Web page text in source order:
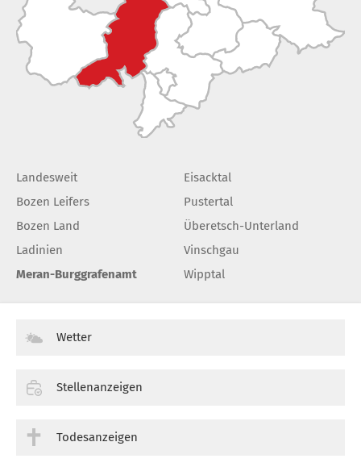
Landesweit
Bozen Leifers
Bozen Land
Ladinien
Meran-Burggrafenamt
Eisacktal
Pustertal
Überetsch-Unterland
Vinschgau
Wipptal
Wetter
Stellenanzeigen
Todesanzeigen